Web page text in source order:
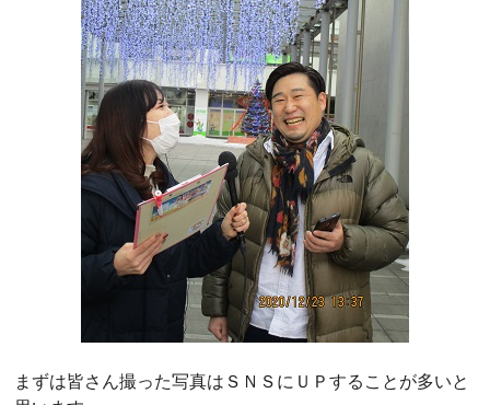
まずは皆さん撮った写真はＳＮＳにＵＰすることが多いと